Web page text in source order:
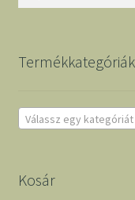
Termékkategóriák
Válassz egy kategóriát
Kosár